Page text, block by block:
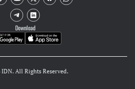
Download
IDN. All Rights Reserved.